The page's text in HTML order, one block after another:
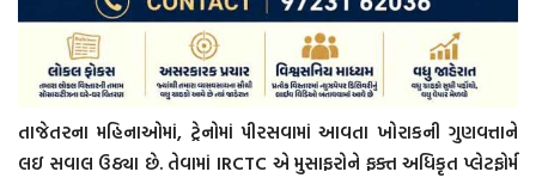
તાજેતરના મહિનાઓમાં, ટ્રેનોમાં પીરસવામાં આવતા ખોરાકની ગુણવત્તાને
લઇ સવાલ ઉઠ્યા છે. તેવામાં IRCTC એ મુસાફરોને ફક્ત અધિકૃત પ્લેટફોર્મ